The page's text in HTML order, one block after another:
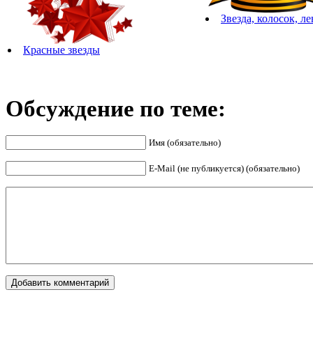
Красные звезды
Звезда, колосок,
Обсуждение по теме:
Имя (обязательно)
E-Mail (не публикуется) (обязательно)